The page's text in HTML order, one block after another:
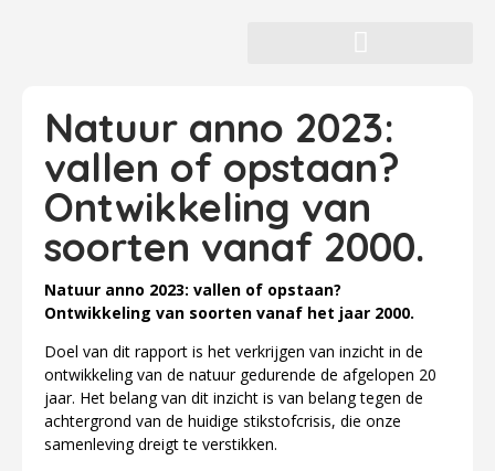
Natuur anno 2023:
vallen of opstaan?
Ontwikkeling van
soorten vanaf 2000.
Natuur anno 2023: vallen of opstaan?
Ontwikkeling van soorten vanaf het jaar 2000.
Doel van dit rapport is het verkrijgen van inzicht in de
ontwikkeling van de natuur gedurende de afgelopen 20
jaar. Het belang van dit inzicht is van belang tegen de
achtergrond van de huidige stikstofcrisis, die onze
samenleving dreigt te verstikken.